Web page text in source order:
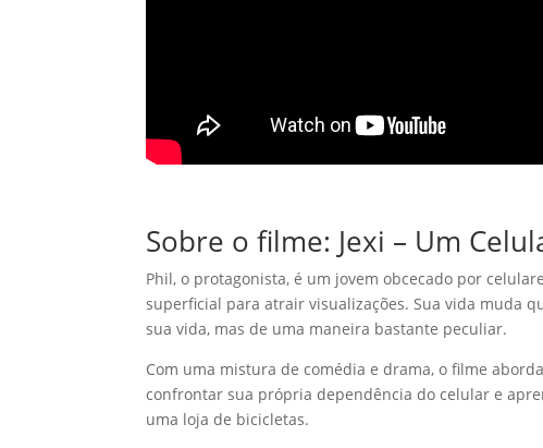
Sobre o filme: Jexi – Um
Phil, o protagonista, é um jovem obcecado por
superficial para atrair visualizações. Sua vida muda
sua vida, mas de uma maneira bastante peculiar.
Com uma mistura de comédia e drama, o filme
confrontar sua própria dependência do celular e
uma loja de bicicletas.